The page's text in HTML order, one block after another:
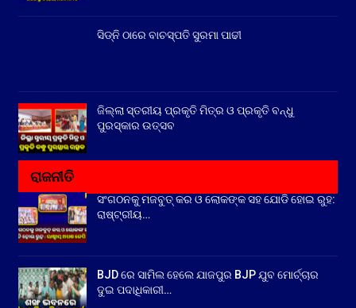
ସିଡ୍‌ନି ଠାରେ ବାଚସ୍ପତି ସୁରମା ପାଢୀ
ଜିଲ୍ଲା ସ୍ତରୀୟ ପ୍ରକୃତି ମିତ୍ର ଓ ପ୍ରକୃତି ବନ୍ଧୁ
ପୁରସ୍କାର ଉତ୍ସବ
ରାଜନୀତି
ସଂଗଠନକୁ ମଜବୁତ୍ କର ଓ ଲୋକଙ୍କ ସହ ଯୋଡି ହୋଇ ରୁହ:
ରାଷ୍ଟ୍ରୀୟ…
BJD ରେ ସାମିଲ ହେଲେ ଯାଜପୁର BJP ଯୁବ ମୋର୍ଚ୍ଚାର
ଦୁଇ ପଦାଧିକାରୀ…